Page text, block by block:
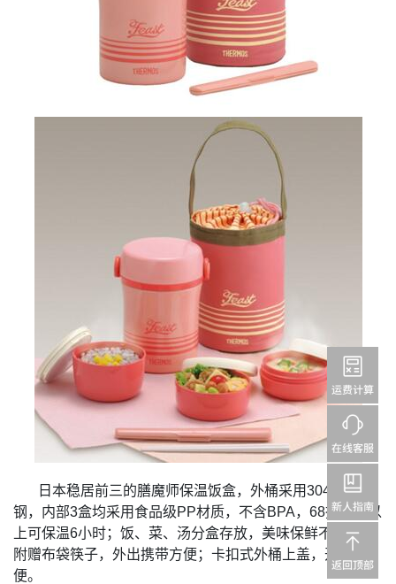
日本稳居前三的膳魔师保温饭盒，外桶采用304
不锈
钢，内部3盒均采用食品级PP材质，不含BPA， 68摄氏度以
上可保温6小时；饭、菜、汤分盒存放， 美味保鲜不串味。
附赠布袋筷子，外出携带方便；卡扣式外桶上盖，开盖方
便。